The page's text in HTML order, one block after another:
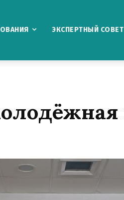
ЭКСПЕРТНЫЙ СОВЕТ